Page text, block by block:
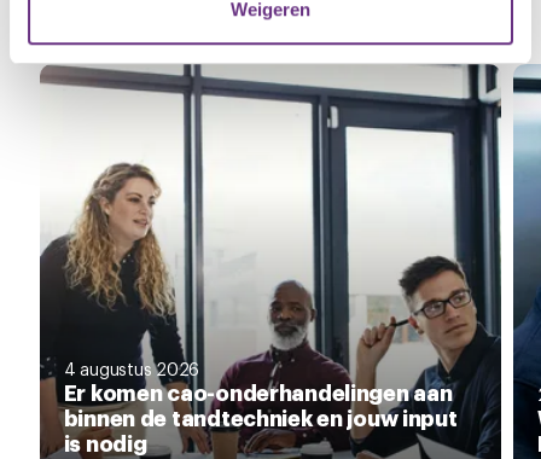
U kunt uw toestemming op elk moment wijzigen of
intrekken via decookieverklaring
of door te klikken op
het ronde cookie-instellingenicoontje linksonder op de
Weigeren
4 augustus 2026
Er komen cao-onderhandelingen aan
binnen de tandtechniek en jouw input
is nodig